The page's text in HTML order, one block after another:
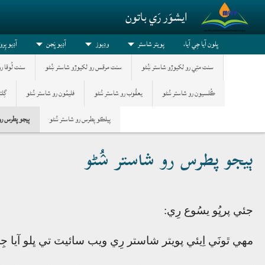
Skip to main content ايشوَر رَي باتون
ڀلون آيا جِي آيا، پویتر شاستر وڊيوز آڊيو ڀَجن آڊيو
سنت متِي رو لکيوڙو شاستر ښُڻو
سنت مرقس رو لکيوڙو شاستر ښُڻو سنت لُوقا
ڪُلسيون رو شاستر ݾُڻو
يعقُوب رو شاستر ݾُڻو فليمُون رو شاستر ݾُڻو
پيلڪو پطرس رو شاستر ݾُڻو
ٻيجو پطرس
ٻيجو پطرس رو شاستر ݾُڻو
جئي پرڀُو يسُوع رِي:
مھي ٿونَي اِيئي پويتر شاستر رِي ويب سائيٽ تي ڀلو آيا